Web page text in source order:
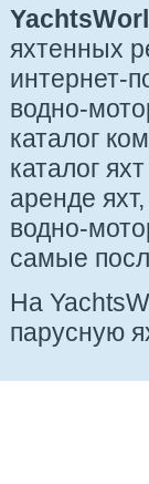
яхтенных
интернет-
водно-
каталог
каталог
аренде
водно-
самые
На
парусную